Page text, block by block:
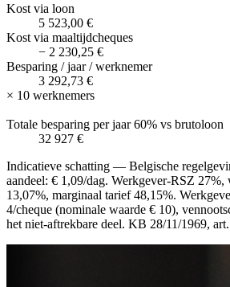
Kost via loon
5 523,00 €
Kost via maaltijdcheques
− 2 230,25 €
Besparing / jaar / werknemer
3 292,73 €
× 10 werknemers
Totale besparing per jaar60% vs brutoloon
32 927 €
Indicatieve schatting — Belgische
aandeel: € 1,09/dag. Werkgever-RSZ 27%,
13,07%, marginaal tarief 48,15%.
4/cheque (nominale waarde € 10),
het niet-aftrekbare deel. KB 28/11/1969,